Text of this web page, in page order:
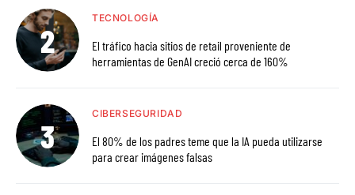
TECNOLOGÍA
El tráfico hacia sitios de retail proveniente de
herramientas de GenAI creció cerca de 160%
CIBERSEGURIDAD
El 80% de los padres teme que la IA pueda utilizarse
para crear imágenes falsas